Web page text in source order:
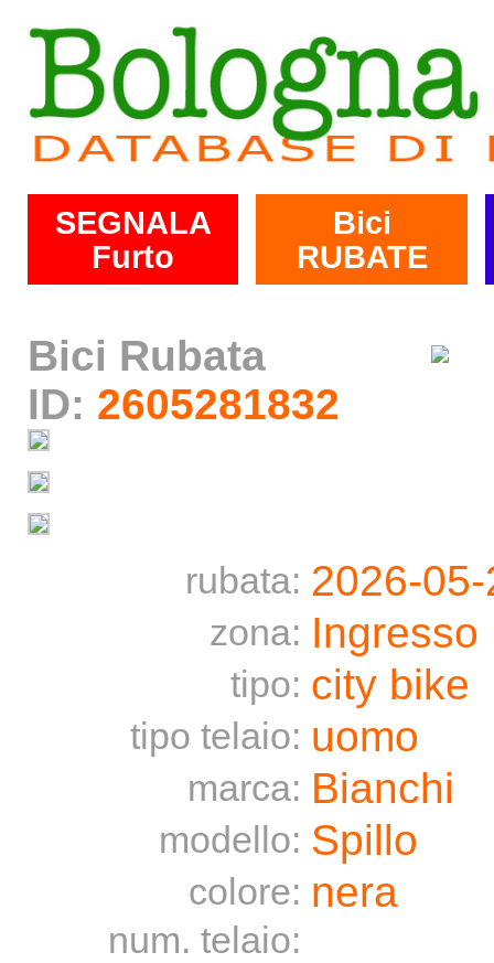
SEGNALA
Furto
Bici
RUBATE
Bici Rubata
ID: 2605281832
rubata: 2026-
zona: Ingresso
tipo: city bike
tipo telaio: uomo
marca: Bianchi
modello: Spillo
colore: nera
num. telaio: